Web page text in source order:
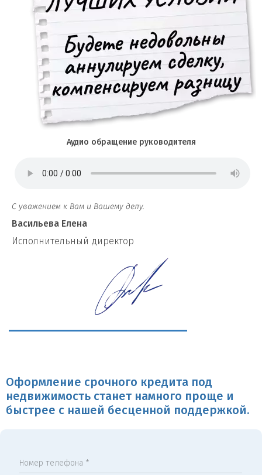
Аудио обращение руководителя
С уважением к Вам и Вашему делу.
Васильева Елена
И сполнительный директор
Оформление срочного кредита под
недвижимость станет намного проще и
быстрее с нашей бесценной поддержкой.
Номер телефона *